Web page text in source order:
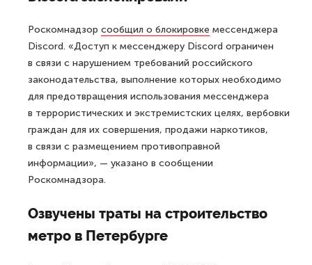
Роскомнадзор сообщил о блокировке мессенджера
Discord. «Доступ к мессенджеру Discord ограничен
в связи с нарушением требований российского
законодательства, выполнение которых необходимо
для предотвращения использования мессенджера
в террористических и экстремистских целях, вербовки
граждан для их совершения, продажи наркотиков,
в связи с размещением противоправной
информации», — указано в сообщении
Роскомнадзора.
Озвучены траты на строительство
метро в Петербурге